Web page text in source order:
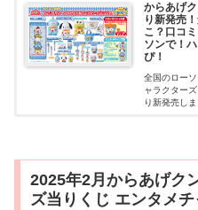
からあげ
り新発売
こ？口コ
ソンで！
ぴ！
全国のロー
ャラクター
り新発売し
2025年2月からあげク
ズ当りくじ エンタメ